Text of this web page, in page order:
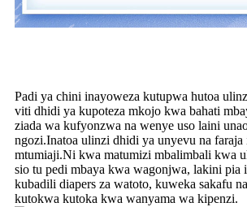
Padi ya chini inayoweza kutupwa hutoa
viti dhidi ya kupoteza mkojo kwa bahati
ziada wa kufyonzwa na wenye uso laini
ngozi.Inatoa ulinzi dhidi ya unyevu na
mtumiaji.Ni kwa matumizi mbalimbali kwa
sio tu pedi mbaya kwa wagonjwa, lakini pia
kubadili diapers za watoto, kuweka sakafu
kutokwa kutoka kwa wanyama wa kipenzi.